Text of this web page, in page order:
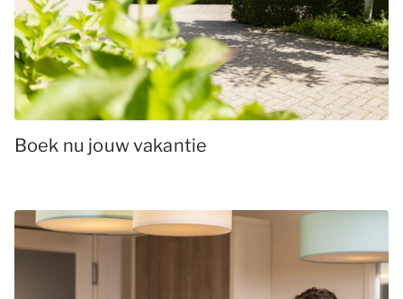
Boek nu jouw vakantie